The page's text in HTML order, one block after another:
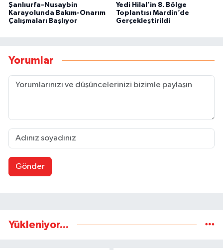
Şanlıurfa–Nusaybin
Karayolunda Bakım-Onarım
Çalışmaları Başlıyor
Yedi Hilal’in 8. Bölge
Toplantısı Mardin’de
Gerçekleştirildi
Yorumlar
Gönder
Yükleniyor...